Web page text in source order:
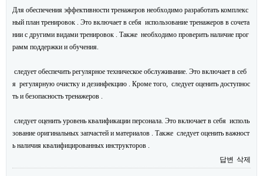
Для обеспечения эффективности тренажеров необходимо разработать комплекс
ный план тренировок . Это включает в себя использование тренажеров в сочета
нии с другими видами тренировок . Также необходимо проверить наличие прог
рамм поддержки и обучения.
следует обеспечить регулярное техническое обслуживание. Это включает в себ
я регулярную очистку и дезинфекцию . Кроме того, следует оценить доступнос
ть и безопасность тренажеров .
следует оценить уровень квалификации персонала. Это включает в себя исполь
зование оригинальных запчастей и материалов . Также следует оценить важност
ь наличия квалифицированных инструкторов .
답변 삭제